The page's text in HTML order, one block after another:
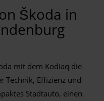
Škoda in
mit dem Kodiaq die
Technik, Effizienz und
Stadtauto, einen